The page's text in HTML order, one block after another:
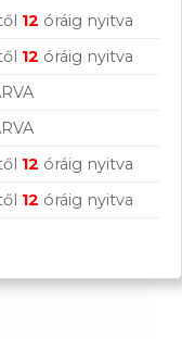
12 óráig nyitva
12 óráig nyitva
12 óráig nyitva
12 óráig nyitva